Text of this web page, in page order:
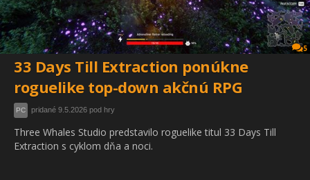
5
33 Days Till Extraction ponúkne
roguelike top-down akčnú RPG
PC pridané 9.5.2026 pod hry
Three Whales Studio predstavilo roguelike titul 33 Days Till
Extraction s cyklom dňa a noci.